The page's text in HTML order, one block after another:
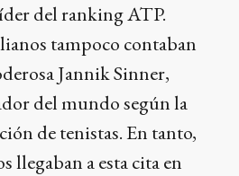
del ranking ATP.
tampoco contaban
Jannik Sinner,
del mundo según la
de tenistas. En tanto,
llegaban a esta cita en